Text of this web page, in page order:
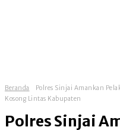
Beranda
Polres Sinjai Amankan
Kosong Lintas Kabupaten
Polres Sinjai